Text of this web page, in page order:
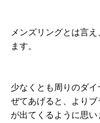
メンズリングとは言
ます。
少なくとも周りのダ
ぜてあげると、より
が出てくるように思い